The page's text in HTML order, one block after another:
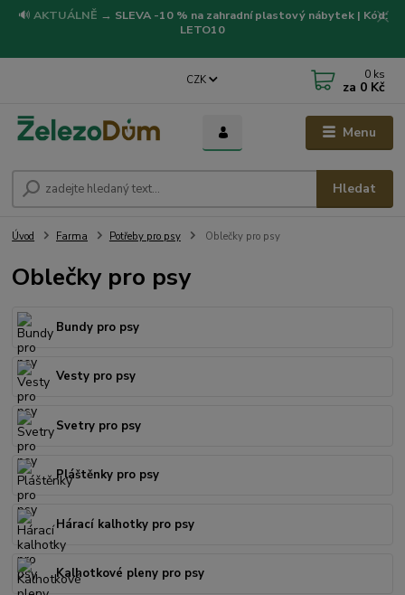
🔊 AKTUÁLNĚ → SLEVA -10 % na zahradní plastový nábytek | Kód:
LETO10
Menu
CZK
Hledat
0 ks
za 0 Kč
Úvod Farma Potřeby pro psy Oblečky pro psy
Oblečky pro psy
Bundy pro psy
Vesty pro psy
Svetry pro psy
Pláštěnky pro psy
Hárací kalhotky pro psy
Kalhotkové pleny pro psy